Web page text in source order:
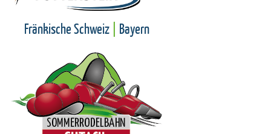
Fränkische Schweiz Bayern